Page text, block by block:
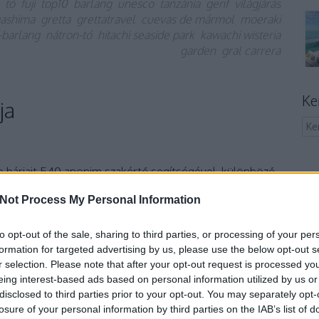
Process My Personal Information
opt-out of the sale, sharing to third parties, or processing of your
for targeted advertising by us, please use the below opt-out
selection. Please note that after your opt-out request is processed
interest-based ads based on personal information utilized by us
to third parties prior to your opt-out. You may separately
of your personal information by third parties on the IAB’s list of
tó fuji top10 barlang unesco tanzánia genf
világjárás
gretta grettatravel cuevas de mármol
moeraki
nátron-tó hitachi seaside park
kawachi wisteria
garden gral carrera
bárjait 540 anonim szakértő segítségével, különböző
listát csak a szervezet honlapján tekinthetitek meg,
TOVÁBB